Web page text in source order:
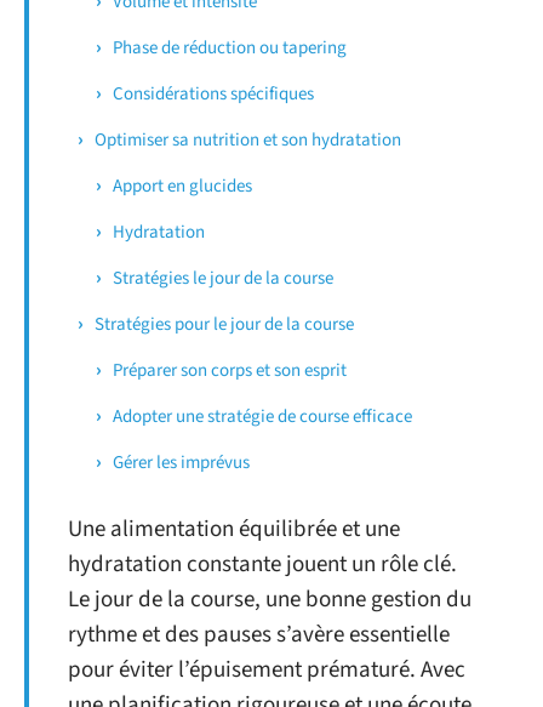
Phase de réduction ou tapering
Considérations spécifiques
Optimiser sa nutrition et son hydratation
Apport en glucides
Hydratation
Stratégies le jour de la course
Stratégies pour le jour de la course
Préparer son corps et son esprit
Adopter une stratégie de course efficace
Gérer les imprévus
Une alimentation équilibrée et une
hydratation constante jouent un rôle clé.
Le jour de la course, une bonne gestion du
rythme et des pauses s’avère essentielle
pour éviter l’épuisement prématuré. Avec